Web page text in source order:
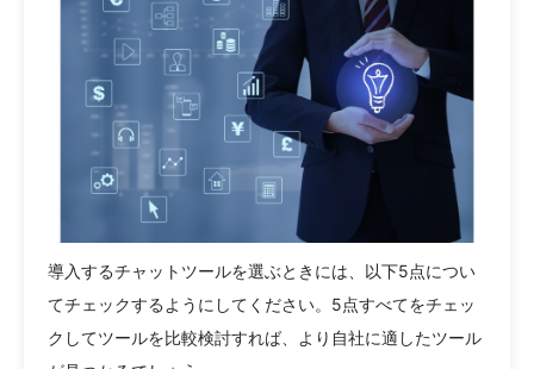
導入するチャットツールを選ぶときには、以下5点につい
てチェックするようにしてください。5点すべてをチェッ
クしてツールを比較検討すれば、より自社に適したツール